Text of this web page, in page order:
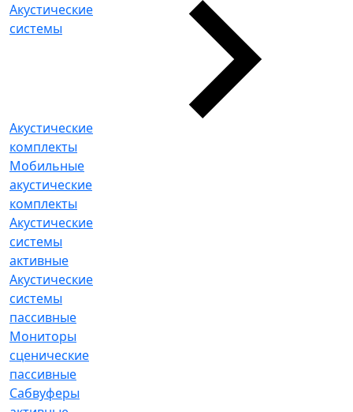
Акустические
системы
Акустические
комплекты
Мобильные
акустические
комплекты
Акустические
системы
активные
Акустические
системы
пассивные
Мониторы
сценические
пассивные
Сабвуферы